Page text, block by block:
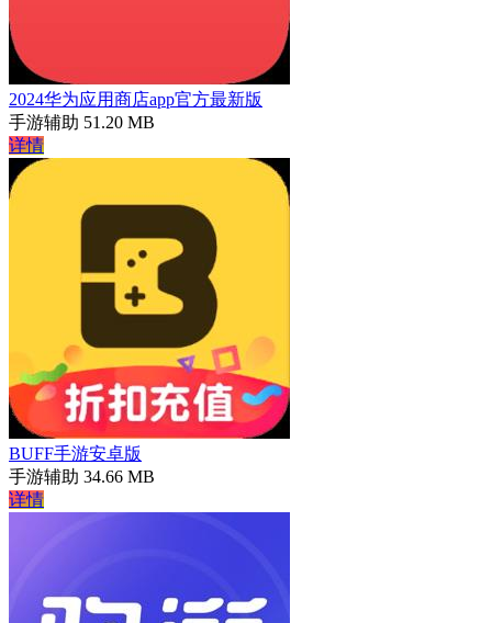
2024华为应用商店app官方最新版
手游辅助 51.20 MB
详情
BUFF手游安卓版
手游辅助 34.66 MB
详情